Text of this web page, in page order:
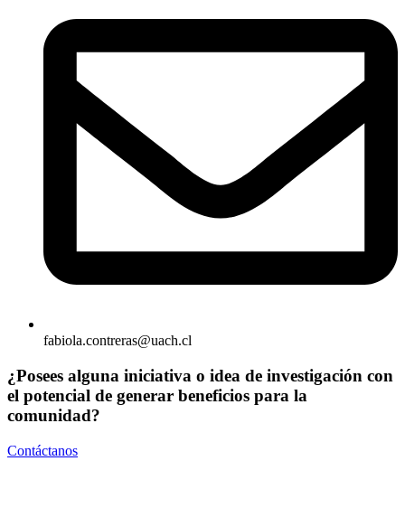
fabiola.contreras@uach.cl
¿Posees alguna iniciativa o idea de investigación con
el potencial de generar beneficios para la
comunidad?
Contáctanos